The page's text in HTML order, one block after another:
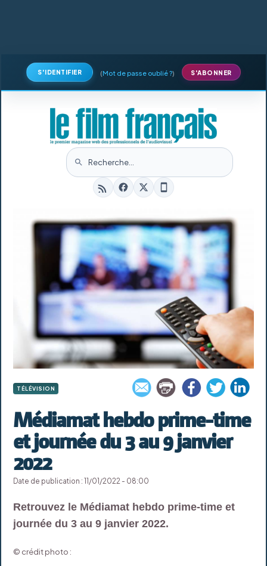
S'IDENTIFIER (Mot de passe oublié ?) S'ABONNER
TÉLÉVISION
Médiamat hebdo prime-time
et journée du 3 au 9 janvier
2022
Date de publication : 11/01/2022 - 08:00
Retrouvez le Médiamat hebdo prime-time et
journée du 3 au 9 janvier 2022.
© crédit photo :